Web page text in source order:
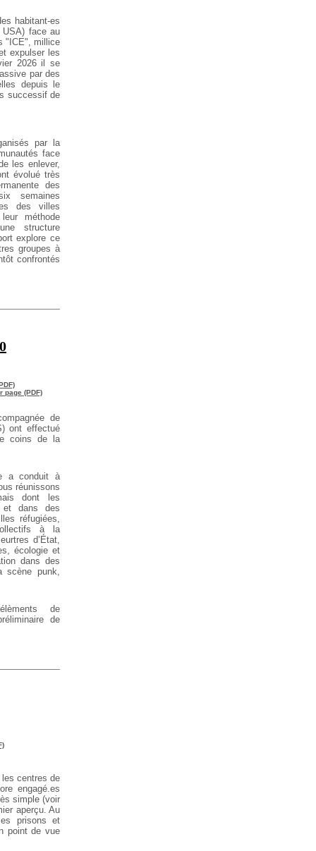
habitant-es
face au
"ICE", millice
expulser les
2026 il se
par des
depuis le
successif de
par la
face
les enlever,
évolué très
des
semaines
des villes
méthode
structure
explore ce
groupes à
confrontés
page (PDF)
de
ont effectué
coins de la
a conduit à
réunissons
dont les
et dans des
réfugiées,
à la
d’État,
écologie et
dans des
scène punk,
de
de
centres de
engagé.es
simple (voir
aperçu. Au
prisons et
point de vue